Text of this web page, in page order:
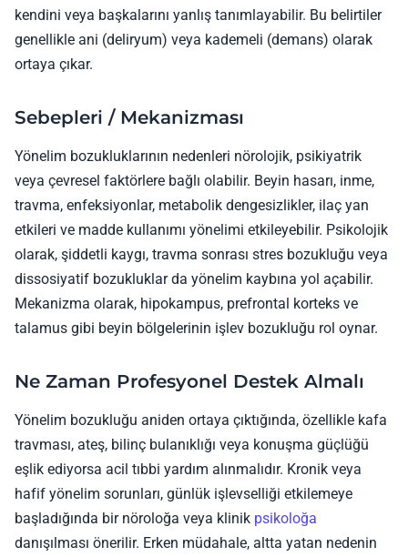
kendini veya başkalarını yanlış tanımlayabilir. Bu belirtiler
genellikle ani (deliryum) veya kademeli (demans) olarak
ortaya çıkar.
Sebepleri / Mekanizması
Yönelim bozukluklarının nedenleri nörolojik, psikiyatrik
veya çevresel faktörlere bağlı olabilir. Beyin hasarı, inme,
travma, enfeksiyonlar, metabolik dengesizlikler, ilaç yan
etkileri ve madde kullanımı yönelimi etkileyebilir. Psikolojik
olarak, şiddetli kaygı, travma sonrası stres bozukluğu veya
dissosiyatif bozukluklar da yönelim kaybına yol açabilir.
Mekanizma olarak, hipokampus, prefrontal korteks ve
talamus gibi beyin bölgelerinin işlev bozukluğu rol oynar.
Ne Zaman Profesyonel Destek Almalı
Yönelim bozukluğu aniden ortaya çıktığında, özellikle kafa
travması, ateş, bilinç bulanıklığı veya konuşma güçlüğü
eşlik ediyorsa acil tıbbi yardım alınmalıdır. Kronik veya
hafif yönelim sorunları, günlük işlevselliği etkilemeye
başladığında bir nöroloğa veya klinik psikoloğa
danışılması önerilir. Erken müdahale, altta yatan nedenin